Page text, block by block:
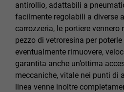
antirollio, adattabili a
facilmente regolabili a diverse
carrozzeria, le portiere vennero
pezzo di vetroresina per poterle
eventualmente rimuovere,
garantita anche un’ottima
meccaniche, vitale nei punti di
linea venne inoltre